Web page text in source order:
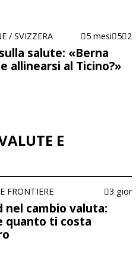
/ SVIZZERA 5 mesi 5 2
salute: «Berna
allinearsi al Ticino?»
E
FRONTIERE 3 gior
nel cambio valuta:
quanto ti costa